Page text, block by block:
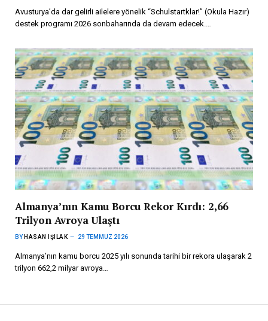
Avusturya’da dar gelirli ailelere yönelik “Schulstartklar!” (Okula Hazır)
destek programı 2026 sonbaharında da devam edecek.…
Almanya’nın Kamu Borcu Rekor Kırdı: 2,66
Trilyon Avroya Ulaştı
BY HASAN IŞILAK 29 TEMMUZ 2026
Almanya’nın kamu borcu 2025 yılı sonunda tarihi bir rekora ulaşarak 2
trilyon 662,2 milyar avroya…